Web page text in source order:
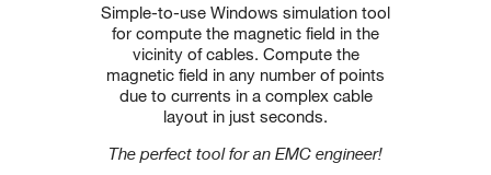
Simple-to-use Windows simulation tool
for compute the magnetic field in the
vicinity of cables. Compute the
magnetic field in any number of points
due to currents in a complex cable
layout in just seconds.
The perfect tool for an EMC engineer!